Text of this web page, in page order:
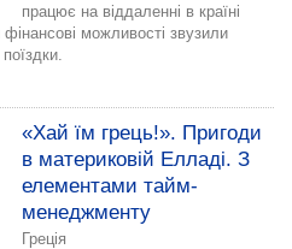
працює на віддаленні в країні
фінансові можливості звузили
«Хай їм грець!». Пригоди
в материковій Елладі. З
елементами тайм-
менеджменту
Греція